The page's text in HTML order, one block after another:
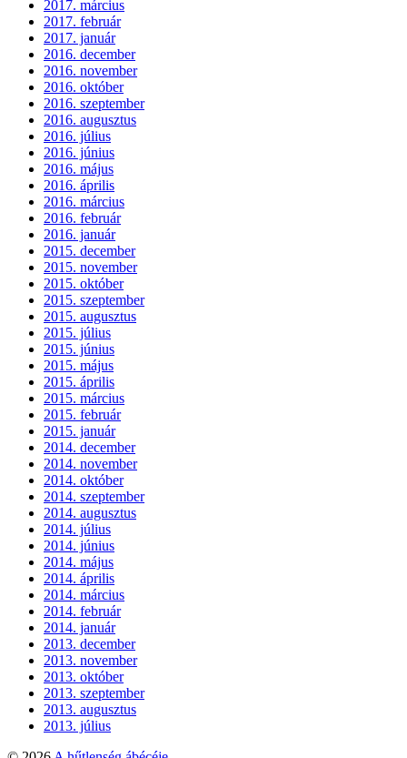
2017. március
2017. február
2017. január
2016. december
2016. november
2016. október
2016. szeptember
2016. augusztus
2016. július
2016. június
2016. május
2016. április
2016. március
2016. február
2016. január
2015. december
2015. november
2015. október
2015. szeptember
2015. augusztus
2015. július
2015. június
2015. május
2015. április
2015. március
2015. február
2015. január
2014. december
2014. november
2014. október
2014. szeptember
2014. augusztus
2014. július
2014. június
2014. május
2014. április
2014. március
2014. február
2014. január
2013. december
2013. november
2013. október
2013. szeptember
2013. augusztus
2013. július